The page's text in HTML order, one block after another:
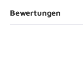
Bewertungen